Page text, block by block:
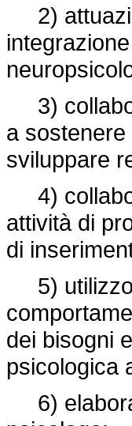
2)
3)
a
sviluppare
4)
attività di
di
5) utilizzo
dei bisogni
psicologica
6)